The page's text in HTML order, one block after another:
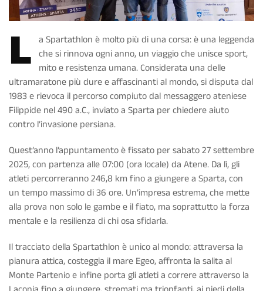
L a Spartathlon è molto più di una corsa: è una leggenda
che si rinnova ogni anno, un viaggio che unisce sport,
mito e resistenza umana. Considerata una delle
ultramaratone più dure e affascinanti al mondo, si disputa dal
1983 e rievoca il percorso compiuto dal messaggero ateniese
Filippide nel 490 a.C., inviato a Sparta per chiedere aiuto
contro l’invasione persiana.
Quest’anno l’appuntamento è fissato per sabato 27 settembre
2025, con partenza alle 07:00 (ora locale) da Atene. Da lì, gli
atleti percorreranno 246,8 km fino a giungere a Sparta, con
un tempo massimo di 36 ore. Un’impresa estrema, che mette
alla prova non solo le gambe e il fiato, ma soprattutto la forza
mentale e la resilienza di chi osa sfidarla.
Il tracciato della Spartathlon è unico al mondo: attraversa la
pianura attica, costeggia il mare Egeo, affronta la salita al
Monte Partenio e infine porta gli atleti a correre attraverso la